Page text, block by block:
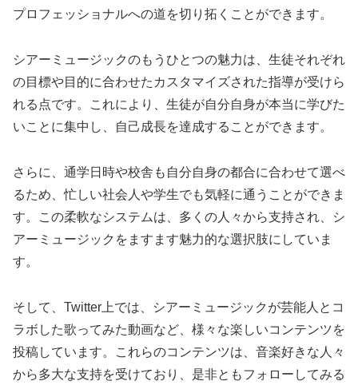
プロフェッショナルへの道を切り拓くことができます。
シアーミュージックのもうひとつの魅力は、生徒それぞれ
の目標や目的に合わせたカスタマイズされた指導が受けら
れる点です。これにより、生徒が自分自身が本当に学びた
いことに集中し、自己成長を達成することができます。
さらに、通学日時や校舎も自分自身の都合に合わせて選べ
るため、忙しい社会人や学生でも気軽に通うことができま
す。この柔軟なシステムは、多くの人々から支持され、シ
アーミュージックをますます魅力的な選択肢にしていま
す。
そして、Twitter上では、シアーミュージックが芸能人とコ
ラボした歌ってみた動画など、様々な楽しいコンテンツを
投稿しています。これらのコンテンツは、音楽好きな人々
から多大な支持を受けており、是非ともフォローしてみる